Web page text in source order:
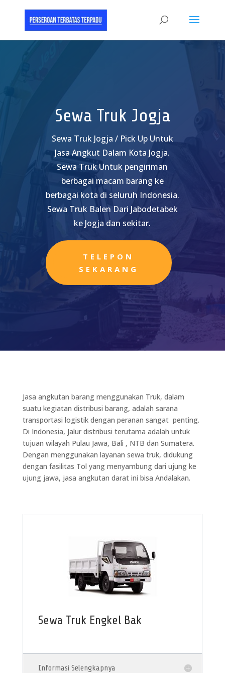
Sewa Truk Jogja
Sewa Truk Jogja / Pick Up Untuk
Jasa Angkut Dalam Kota Jogja.
Sewa Truk Untuk pengiriman
berbagai macam barang ke
berbagai kota di seluruh Indonesia.
Sewa Truk Balen Dari Jabodetabek
ke Jogja dan sekitar.
TELEPON
SEKARANG
Jasa angkutan barang menggunakan Truk, dalam
suatu kegiatan distribusi barang, adalah sarana
transportasi logistik dengan peranan sangat penting.
Di Indonesia, Jalur distribusi terutama adalah untuk
tujuan wilayah Pulau Jawa, Bali , NTB dan Sumatera.
Dengan menggunakan layanan sewa truk, didukung
dengan fasilitas Tol yang menyambung dari ujung ke
ujung jawa, jasa angkutan darat ini bisa Andalakan.
Sewa Truk Engkel Bak
Informasi Selengkapnya